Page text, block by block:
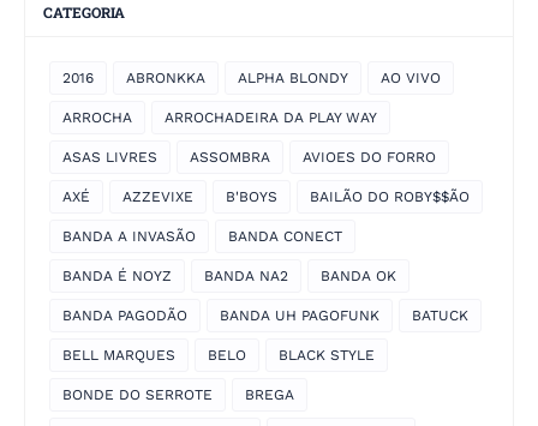
CATEGORIA
2016 ABRONKKA ALPHA BLONDY AO VIVO
ARROCHA ARROCHADEIRA DA PLAY WAY
ASAS LIVRES ASSOMBRA AVIOES DO FORRO
AXÉ AZZEVIXE B'BOYS BAILÃO DO ROBY$$ÃO
BANDA A INVASÃO BANDA CONECT
BANDA É NOYZ BANDA NA2 BANDA OK
BANDA PAGODÃO BANDA UH PAGOFUNK BATUCK
BELL MARQUES BELO BLACK STYLE
BONDE DO SERROTE BREGA